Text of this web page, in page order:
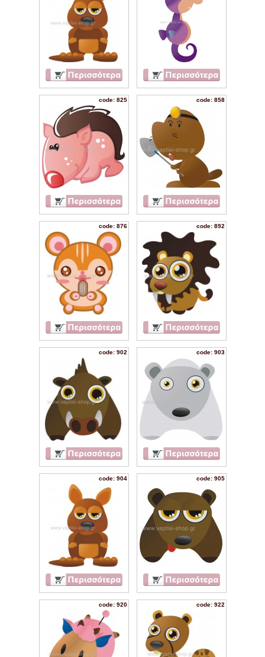
code: 825 code: 858
code: 876 code: 892
code: 902 code: 903
code: 904 code: 905
code: 920 code: 922